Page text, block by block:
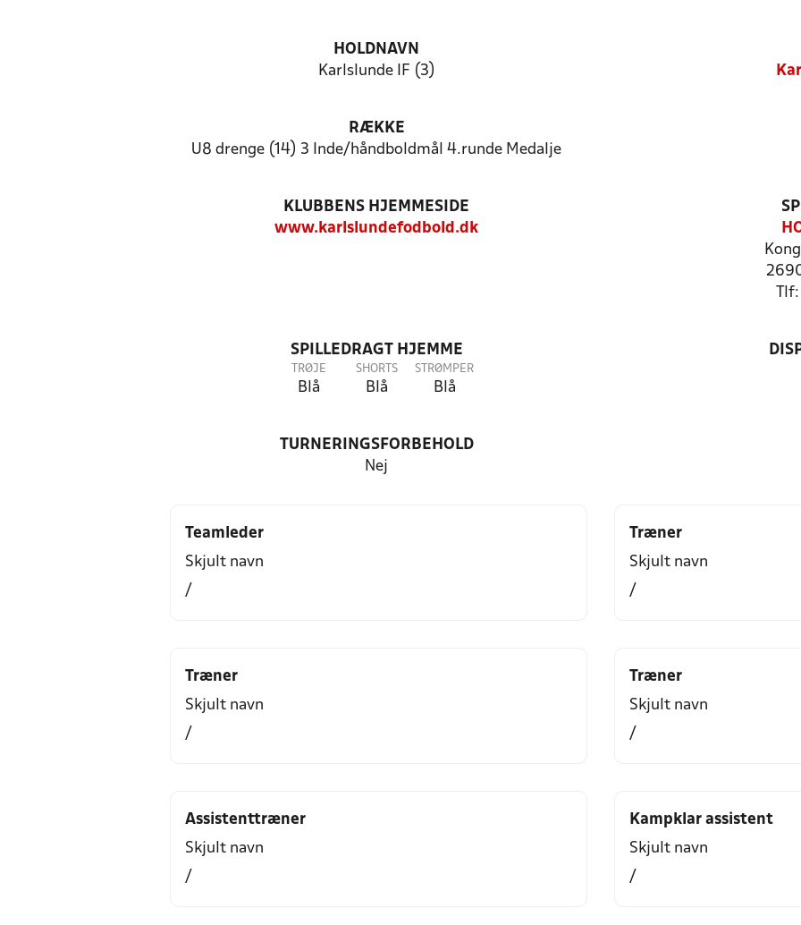
HOLDNAVN
Karlslunde IF (3)
RÆKKE
U8 drenge (14) 3 Inde/håndboldmål 4.runde Medalje
KLUBBENS HJEMMESIDE
www.karlslundefodbold.dk
SPILLEDRAGT HJEMME
TRØJE
Blå
SHORTS
Blå
STRØMPER
Blå
TURNERINGSFORBEHOLD
Nej
Teamleder
Skjult navn
/
Træner
Skjult navn
/
Træner
Skjult navn
/
Træner
Skjult navn
/
Assistenttræner
Skjult navn
/
Kampklar assistent
Skjult navn
/